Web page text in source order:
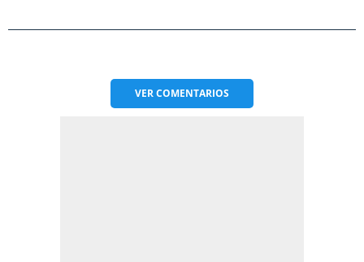
VERCOMENTARIOS